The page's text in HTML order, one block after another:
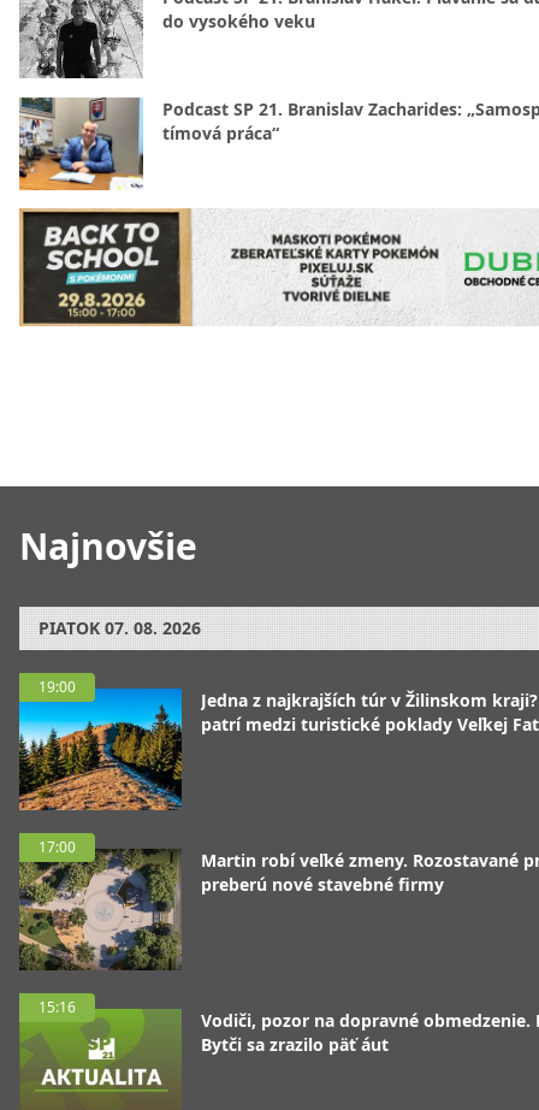
Najnovšie
PIATOK 07. 08. 2026
19:00
Jedna z najkrajších túr v Žilinskom
patrí medzi turistické poklady Veľkej
17:00
Martin robí veľké zmeny. Rozostavané
preberú nové stavebné firmy
15:16
Vodiči, pozor na dopravné obmedzenie.
Bytči sa zrazilo päť áut
do vysokého veku
Podcast SP 21. Branislav Zacharides:
tímová práca“